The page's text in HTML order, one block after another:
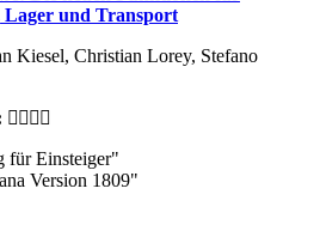
und Transport
Kiesel, Christian Lorey, Stefano
für Einsteiger"
Version 1809"